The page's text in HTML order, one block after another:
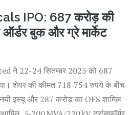
IPO: 687 करोड़ की
बुक और ग्रे मार्केट
ने 22-24 सितम्बर 2025 को 687
शेयर की कीमत 718‑754 रुपये के बीच
इस्यू और 287 करोड़ का OFS शामिल